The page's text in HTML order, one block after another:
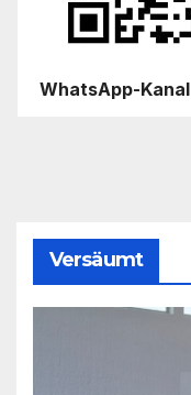
WhatsApp-Kanal
Versäumt